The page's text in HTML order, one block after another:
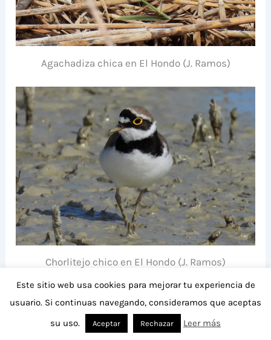
Agachadiza chica en El Hondo (J. Ramos)
Chorlitejo chico en El Hondo (J. Ramos)
15 de marzo de 2023 El Hondo (Yanina Maggiotto)
Continua archibebe patigualdo chico
Este sitio web usa cookies para mejorar tu experiencia de
usuario. Si continuas navegando, consideramos que aceptas
su uso.
Aceptar Rechazar Leer más